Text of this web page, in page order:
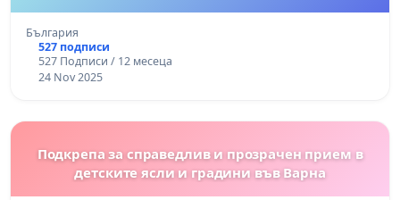
България
527 подписи
527 Подписи / 12 месеца
24 Nov 2025
Подкрепа за справедлив и прозрачен прием в
детските ясли и градини във Варна